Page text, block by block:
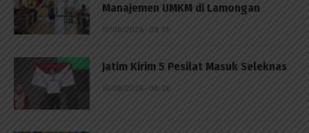
Manajemen UMKM di Lamongan
10/08/2026 - 09:35
Jatim Kirim 5 Pesilat Masuk Seleknas
10/08/2026 - 08:26